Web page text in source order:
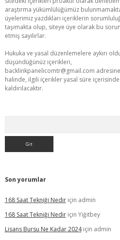
araştırma yükümlülüğümüz
üyelerimiz yazdıkları içeriklerin
taşımakta olup, siteye üye olarak bu
etmiş sayılırlar.
Hukuka ve yasal düzenlemelere aykırı
düşündüğünüz içerikleri,
backlinkpanelicomtr@gmail.com
halinde, ilgili içerikler yasal süre
kaldırılacaktır.
Son yorumlar
168 Saat Tekniği Nediriçin admin
168 Saat Tekniği Nediriçin Yiğitbey
Lisans Bursu Ne Kadar 2024için admin